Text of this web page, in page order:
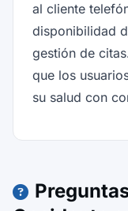
al cliente
disponibilidad
gestión de
que los
su salud con